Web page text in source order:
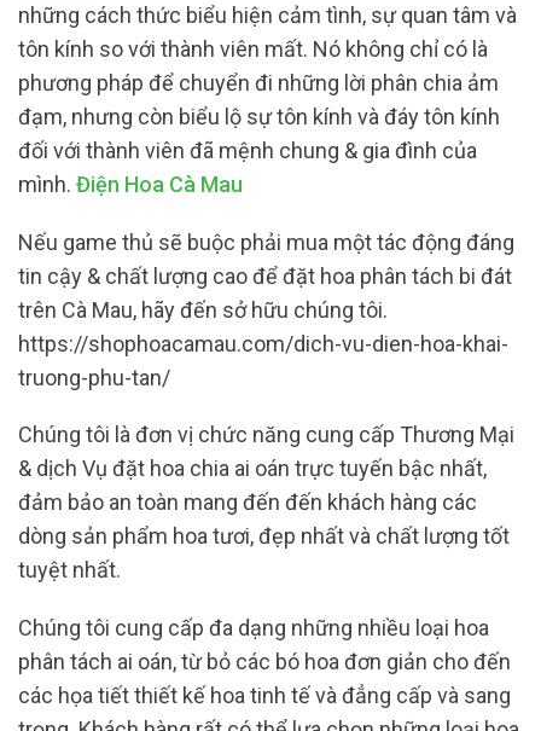
những cách thức biểu hiện cảm tình, sự quan tâm và
tôn kính so với thành viên mất. Nó không chỉ có là
phương pháp để chuyển đi những lời phân chia ảm
đạm, nhưng còn biểu lộ sự tôn kính và đáy tôn kính
đối với thành viên đã mệnh chung & gia đình của
mình. Điện Hoa Cà Mau
Nếu game thủ sẽ buộc phải mua một tác động đáng
tin cậy & chất lượng cao để đặt hoa phân tách bi đát
trên Cà Mau, hãy đến sở hữu chúng tôi.
https://shophoacamau.com/dich-vu-dien-hoa-khai-
truong-phu-tan/
Chúng tôi là đơn vị chức năng cung cấp Thương Mại
& dịch Vụ đặt hoa chia ai oán trực tuyến bậc nhất,
đảm bảo an toàn mang đến đến khách hàng các
dòng sản phẩm hoa tươi, đẹp nhất và chất lượng tốt
tuyệt nhất.
Chúng tôi cung cấp đa dạng những nhiều loại hoa
phân tách ai oán, từ bỏ các bó hoa đơn giản cho đến
các họa tiết thiết kế hoa tinh tế và đẳng cấp và sang